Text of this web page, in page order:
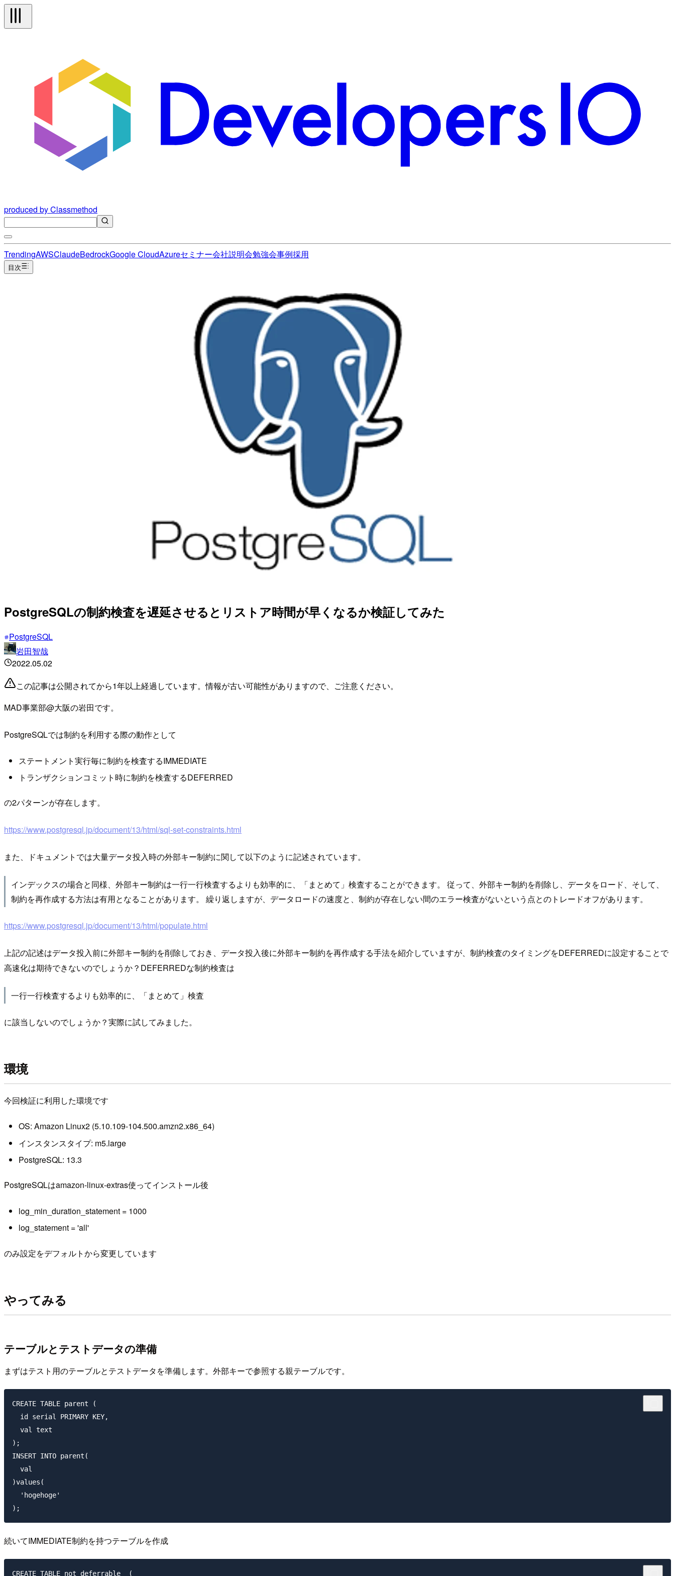
produced by Classmethod
TrendingAWSClaudeBedrockGoogle CloudAzureセミナー会社説明会勉強会事例採用
目次
PostgreSQLの制約検査を遅延させるとリストア時間が早くなるか検証してみた
PostgreSQL
岩田智哉
2022.05.02
この記事は公開されてから1年以上経過しています。情報が古い可能性がありますので、ご注意ください。
MAD事業部@大阪の岩田です。
PostgreSQLでは制約を利用する際の動作として
ステートメント実行毎に制約を検査するIMMEDIATE
トランザクションコミット時に制約を検査するDEFERRED
の2パターンが存在します。
https://www.postgresql.jp/document/13/html/sql-set-constraints.html
また、ドキュメントでは大量データ投入時の外部キー制約に関して以下のように記述されています。
インデックスの場合と同様、外部キー制約は一行一行検査するよりも効率的に、「まとめて」検査することができます。 従って、外部キー制約を削除し、データをロード、そして、
制約を再作成する方法は有用となることがあります。 繰り返しますが、データロードの速度と、制約が存在しない間のエラー検査がないという点とのトレードオフがあります。
https://www.postgresql.jp/document/13/html/populate.html
上記の記述はデータ投入前に外部キー制約を削除しておき、データ投入後に外部キー制約を再作成する手法を紹介していますが、制約検査のタイミングをDEFERREDに設定することで
高速化は期待できないのでしょうか？DEFERREDな制約検査は
一行一行検査するよりも効率的に、「まとめて」検査
に該当しないのでしょうか？実際に試してみました。
環境
今回検証に利用した環境です
OS: Amazon Linux2 (5.10.109-104.500.amzn2.x86_64)
インスタンスタイプ: m5.large
PostgreSQL: 13.3
PostgreSQLはamazon-linux-extras使ってインストール後
log_min_duration_statement = 1000
log_statement = 'all'
のみ設定をデフォルトから変更しています
やってみる
テーブルとテストデータの準備
まずはテスト用のテーブルとテストデータを準備します。外部キーで参照する親テーブルです。
CREATE TABLE parent (
  id serial PRIMARY KEY,
  val text
);
INSERT INTO parent(
  val
)values(
  'hogehoge'
続いてIMMEDIATE制約を持つテーブルを作成
CREATE TABLE not_deferrable  (